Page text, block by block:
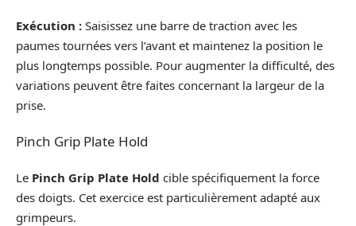
Exécution : Saisissez une barre de traction avec les
paumes tournées vers l’avant et maintenez la position le
plus longtemps possible. Pour augmenter la difficulté, des
variations peuvent être faites concernant la largeur de la
prise.
Pinch Grip Plate Hold
Le Pinch Grip Plate Hold cible spécifiquement la force
des doigts. Cet exercice est particulièrement adapté aux
grimpeurs.